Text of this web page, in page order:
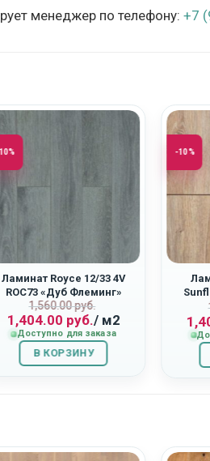
менеджер по телефону: +7
Ламинат Royce 12/33 4V
ROC73 «Дуб Флеминг»
1,560.00руб.
Первоначальная
цена
составляла
1,560.00
руб..
1,404.00 руб.
Текущая
цена:
1,404.00
руб..
/ м2
Доступно для заказа
В КОРЗИНУ
-10%